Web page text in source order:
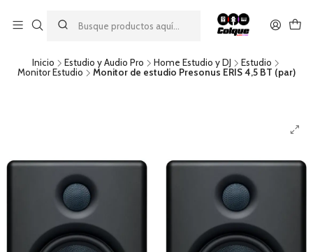
descuento por pago con transferencia bancaria
por una compra mínima de $49.990. Este descuento no es
acumulable a otras promociones ni aplicable a gastos de envío.
Inicio Estudio y Audio Pro Home Estudio y DJ
Estudio
Monitor Estudio
Monitor de estudio Presonus ERIS 4,5 BT (par)